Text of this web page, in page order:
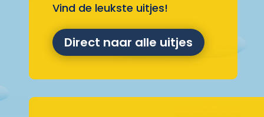
Vind de leukste uitjes!
Direct naar alle uitjes